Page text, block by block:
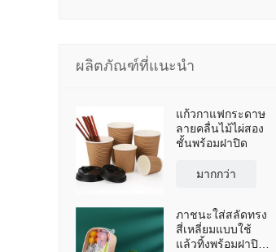
ผลิตภัณฑ์ที่แนะนำ
แก้วกาแฟกระดาษ
ลายคลื่นไม้ไผ่สอง
ชั้นพร้อมฝาปิด
มากกว่า
ภาชนะใส่สลัดทรง
สี่เหลี่ยมแบบใช้
แล้วทิ้งพร้อมฝาปิด